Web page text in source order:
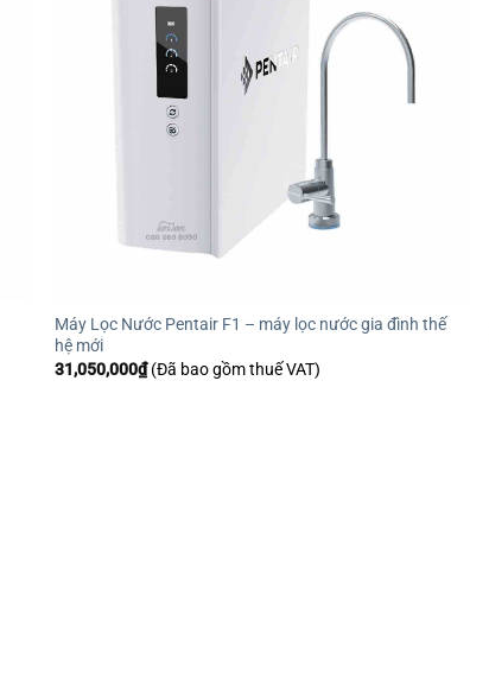
Máy Lọc Nước Pentair F1 – máy lọc nước gia đình thế
hệ mới
31,050,000₫ (Đã bao gồm thuế VAT)